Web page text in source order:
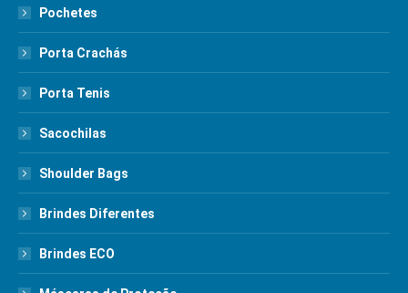
Pochetes
Porta Crachás
Porta Tenis
Sacochilas
Shoulder Bags
Brindes Diferentes
Brindes ECO